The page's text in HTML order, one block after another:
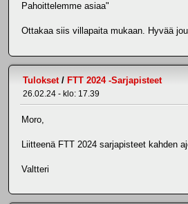
Pahoittelemme asiaa"
Ottakaa siis villapaita mukaan. Hyvää
Tulokset/ FTT 2024 -Sarjapisteet
26.02.24 - klo: 17.39
Moro,
Liitteenä FTT 2024 sarjapisteet kahden
Valtteri